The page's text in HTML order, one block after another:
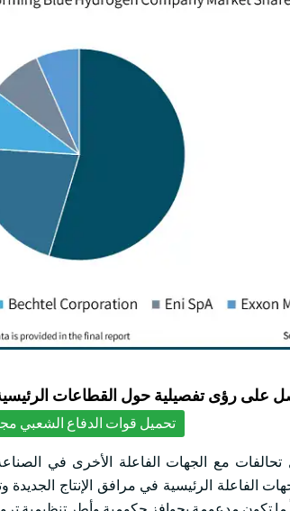
على رؤى تفصيلية حول القطاعات
تحميل قوات الدفاع الشعبي
تحالفات مع الجهات الفاعلة الأخرى في
الفاعلة الرئيسية في مرافق الإنتاج الجديدة